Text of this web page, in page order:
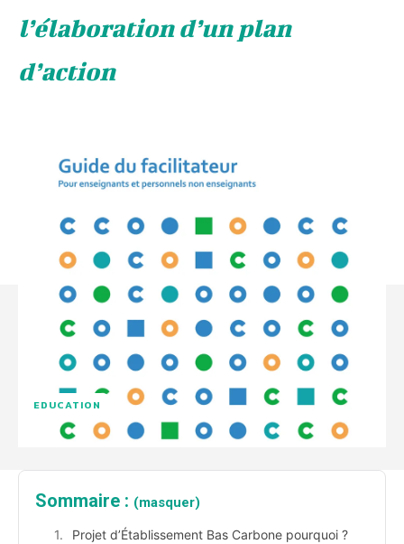
l’élaboration d’un plan
d’action
EDUCATION
Sommaire : (masquer)
Projet d’Établissement Bas Carbone pourquoi ?